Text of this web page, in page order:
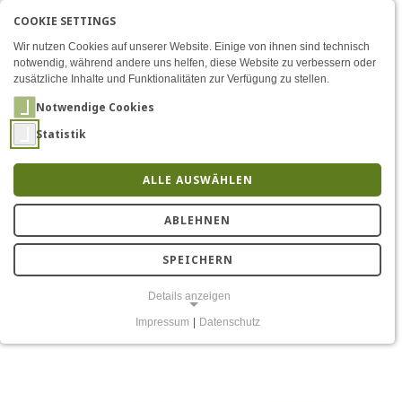
Zum Inhalt
Kontakt ENAKTIVE SPRACHE:
DE
Kontakt
COOKIE SETTINGS
Wir nutzen Cookies auf unserer Website. Einige von ihnen sind technisch
notwendig, während andere uns helfen, diese Website zu verbessern oder
zusätzliche Inhalte und Funktionalitäten zur Verfügung zu stellen.
Notwendige Cookies
Statistik
ALLE AUSWÄHLEN
ABLEHNEN
SPEICHERN
Details anzeigen
NOTWENDIGE COOKIES
Notwendige Cookies ermöglichen grundlegende Funktionen und sind
Impressum | Datenschutz